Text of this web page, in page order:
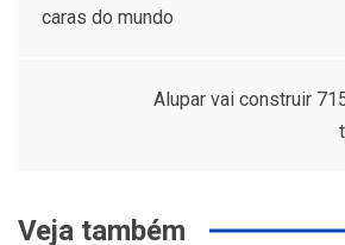
caras do mundo
Alupar vai construir
Veja também